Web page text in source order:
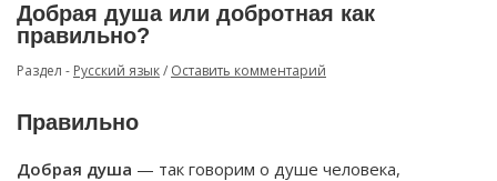
Добрая душа или добротная как
правильно?
Раздел - Русский язык/ Оставить комментарий
Правильно
Добрая душа — так говорим о душе человека,